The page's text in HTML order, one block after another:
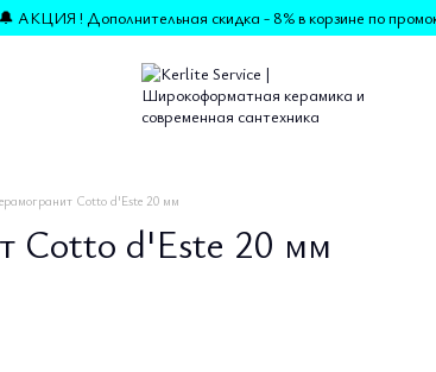
🔔 АКЦИЯ ! Дополнительная скидка - 8% в корзине по
Cotto d'Este 20 мм
Cotto d'Este 20 мм